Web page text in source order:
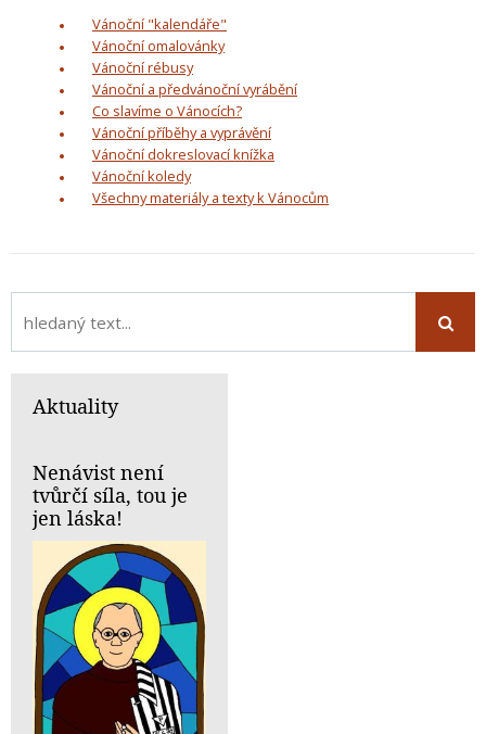
Vánoční "kalendáře"
Vánoční omalovánky
Vánoční rébusy
Vánoční a předvánoční vyrábění
Co slavíme o Vánocích?
Vánoční příběhy a vyprávění
Vánoční dokreslovací knížka
Vánoční koledy
Všechny materiály a texty k Vánocům
Aktuality
Nenávist není
tvůrčí síla, tou je
jen láska!